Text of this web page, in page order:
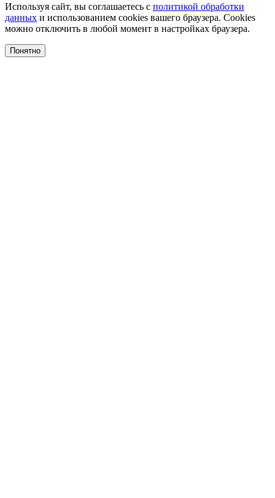
Используя сайт, вы соглашаетесь с политикой обработки
данных и использованием cookies вашего браузера. Cookies
можно отключить в любой момент в настройках браузера.
Понятно